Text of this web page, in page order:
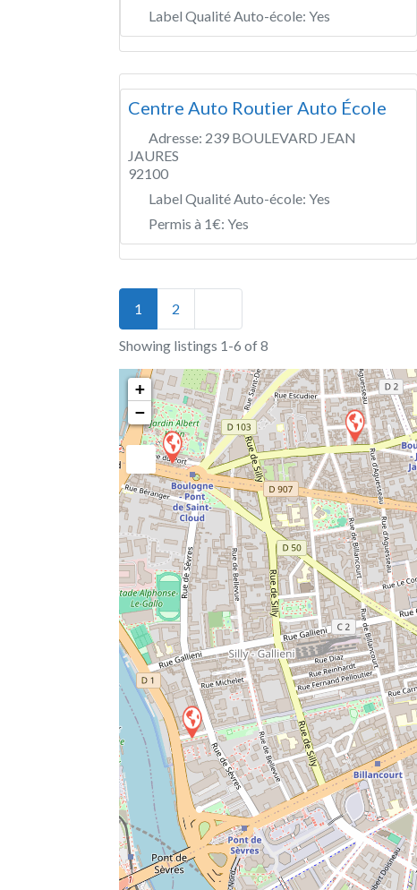
Label Qualité Auto-école: Yes
Centre Auto Routier Auto École
Adresse: 239 BOULEVARD JEAN
JAURES
92100
Label Qualité Auto-école: Yes
Permis à 1€: Yes
Posts navigation
1 2
Showing listings 1-6 of 8
+
−